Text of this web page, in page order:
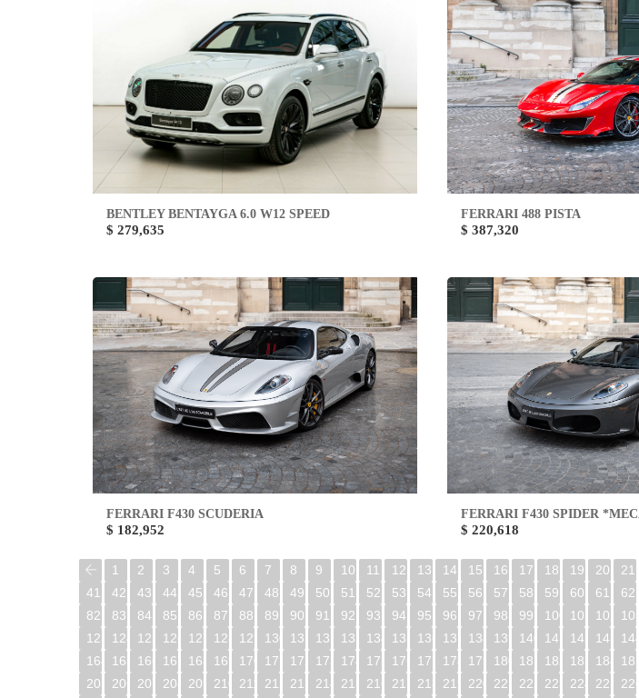
BENTLEY BENTAYGA 6.0 W12 SPEED
$ 279,635
FERRARI 488 PISTA
$ 387,320
FERRARI F430 SCUDERIA
$ 182,952
FERRARI F430 SPIDER
$ 220,618
1 2 3 4 5 6 7 8 9 10 11 12 13 14 15 16 17 18 19 20 21
41
42 43 44 45 46 47 48 49 50 51 52 53 54 55 56 57 58 59 60 61 62
82
83 84 85 86 87 88 89 90 91 92 93 94 95 96 97 98 99 100 101 102 103
123
124 125 126 127 128 129 130 131 132 133 134 135 136 137 138 139 140 141 142 143 144
164
165 166 167 168 169 170 171 172 173 174 175 176 177 178 179 180 181 182 183 184 185
205
206 207 208 209 210 211 212 213 214 215 216 217 218 219 220 221 222 223 224 225 226